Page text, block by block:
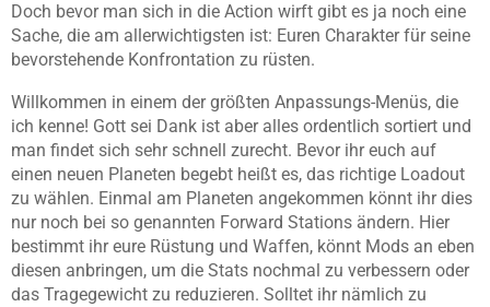
Doch bevor man sich in die Action wirft gibt es ja noch eine
Sache, die am allerwichtigsten ist: Euren Charakter für seine
bevorstehende Konfrontation zu rüsten.
Willkommen in einem der größten Anpassungs-Menüs, die
ich kenne! Gott sei Dank ist aber alles ordentlich sortiert und
man findet sich sehr schnell zurecht. Bevor ihr euch auf
einen neuen Planeten begebt heißt es, das richtige Loadout
zu wählen. Einmal am Planeten angekommen könnt ihr dies
nur noch bei so genannten Forward Stations ändern. Hier
bestimmt ihr eure Rüstung und Waffen, könnt Mods an eben
diesen anbringen, um die Stats nochmal zu verbessern oder
das Tragegewicht zu reduzieren. Solltet ihr nämlich zu